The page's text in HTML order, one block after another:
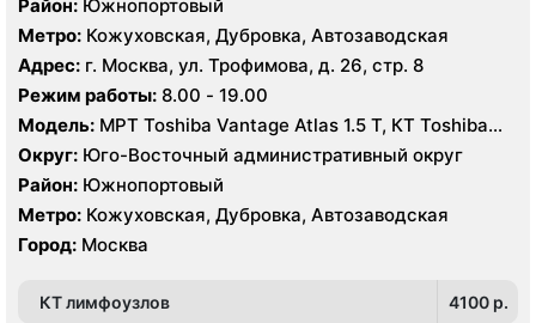
Район: Южнопортовый
Метро: Кожуховская, Дубровка, Автозаводская
Адрес: г. Москва, ул. Трофимова, д. 26, стр. 8
Режим работы: 8.00 - 19.00
Модель: МРТ Toshiba Vantage Atlas 1.5 Т, КТ Toshiba
AQUILION RXL 16 срезов, УЗИ GE Voluson E8, GE Vivid 9
Округ: Юго-Восточный административный округ
Район: Южнопортовый
Метро: Кожуховская, Дубровка, Автозаводская
Город: Москва
КТ лимфоузлов 4100 p.